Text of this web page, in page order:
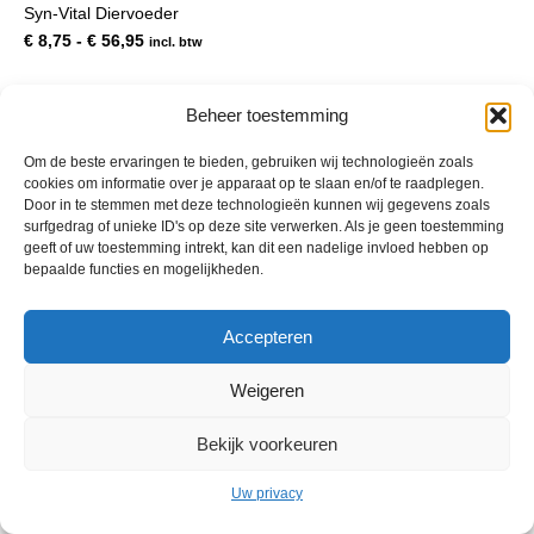
Beheer toestemming
Om de beste ervaringen te bieden, gebruiken wij technologieën zoals
cookies om informatie over je apparaat op te slaan en/of te raadplegen.
Door in te stemmen met deze technologieën kunnen wij gegevens zoals
surfgedrag of unieke ID's op deze site verwerken. Als je geen toestemming
geeft of uw toestemming intrekt, kan dit een nadelige invloed hebben op
bepaalde functies en mogelijkheden.
Accepteren
Weigeren
Bekijk voorkeuren
Uw privacy
gekozen
op
de
productpagina
Syn-Vital Diervoeder
€ 8,75 - € 56,95Prijsklasse:
€ 56,95
incl. btw
© 2013 - 2026 De Duurzame Tuin KvK Gouda 29029262 - BTW nr
NL001968744B76 Hosting: